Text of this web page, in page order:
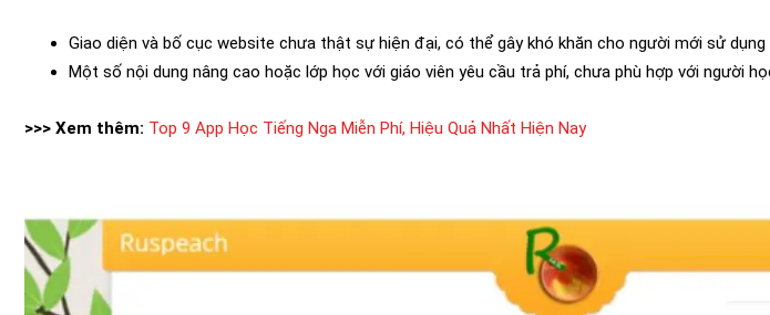
Giao diện và bố cục website chưa thật sự hiện đại, có thể gây khó khăn cho người mới sử
Một số nội dung nâng cao hoặc lớp học với giáo viên yêu cầu trả phí, chưa phù hợp với người
>>> Xem thêm: Top 9 App Học Tiếng Nga Miễn Phí, Hiệu Quả Nhất Hiện Nay